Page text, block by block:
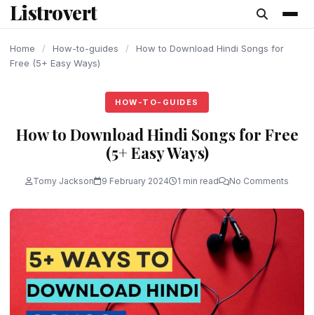
content
Listrovert
Home / How-to-guides /
How to Download Hindi Songs for
Free (5+ Easy Ways)
HOW-TO-GUIDES
How to Download Hindi Songs for Free
(5+ Easy Ways)
Tomy Jackson 9 February 2024 1 min read No Comments